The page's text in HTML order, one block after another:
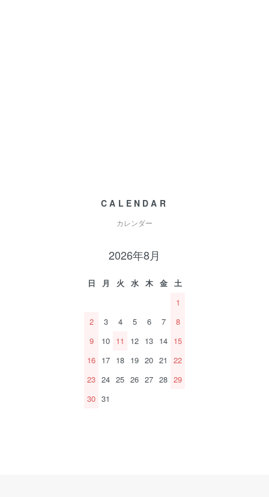
CALENDAR
カレンダー
2026年8月
日 月 火 水 木 金
土
1
2
3 4 5 6 7
8
9
10 11 12 13 14 15
16 17 18 19 20 21
22
23 24 25 26 27 28 29
30 31